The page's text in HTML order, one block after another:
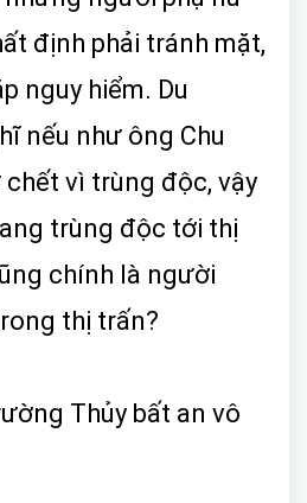
định phải tránh mặt,
nguy hiểm. Du
nếu như ông Chu
chết vì trùng độc, vậy
trùng độc tới thị
chính là người
thị trấn?
Thủy bất an vô